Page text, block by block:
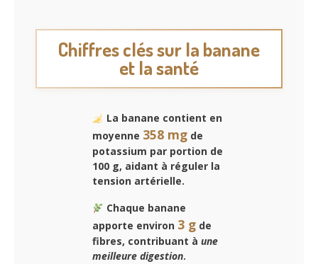
Chiffres clés sur la banane
et la santé
La banane contient en
moyenne 358 mg de
potassium par portion de
100 g, aidant à réguler la
tension artérielle.
Chaque banane
apporte environ 3 g de
fibres, contribuant à une
meilleure digestion.